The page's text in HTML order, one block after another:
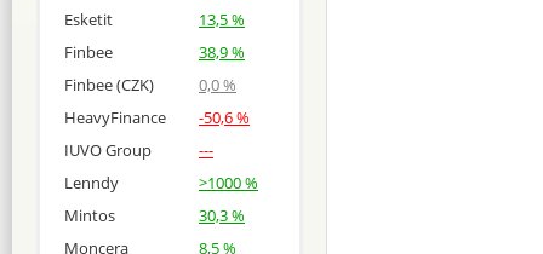
Esketit
13,5 %
Finbee
38,9 %
Finbee (CZK)
0,0 %
HeavyFinance
-50,6 %
IUVO Group
---
Lenndy
>1000 %
Mintos
30,3 %
Moncera
8,5 %